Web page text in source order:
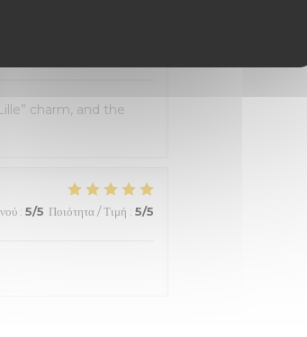
charm, and the
: 5/5 Ποιότητα / Τιμή : 5/5